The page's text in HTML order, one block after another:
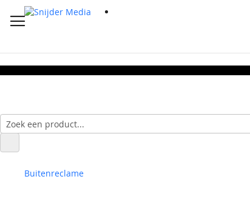
Buitenreclame